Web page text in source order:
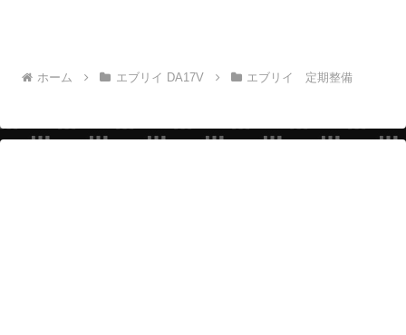
ホーム エブリイ DA17V エブリイ 定期整備